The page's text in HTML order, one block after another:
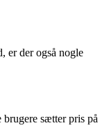
er der også nogle
sætter pris på